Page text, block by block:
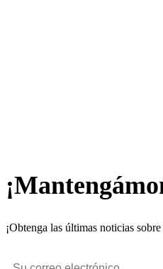
¡Obtenga las últimas noticias